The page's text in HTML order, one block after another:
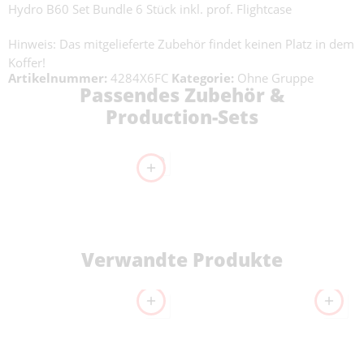
Hydro B60 Set Bundle 6 Stück inkl. prof. Flightcase
Hinweis: Das mitgelieferte Zubehör findet keinen Platz in dem
Koffer!
Artikelnummer: 4284X6FC Kategorie: Ohne Gruppe
Passendes Zubehör &
Production-Sets
Verwandte Produkte